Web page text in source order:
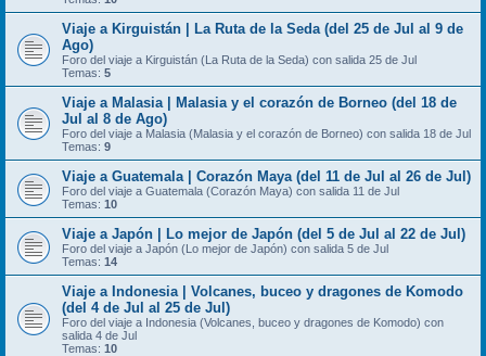
Viaje a Kirguistán | La Ruta de la Seda (del 25 de Jul al 9 de
Ago)
Foro del viaje a Kirguistán (La Ruta de la Seda) con salida 25 de Jul
Temas: 5
Viaje a Malasia | Malasia y el corazón de Borneo (del 18 de
Jul al 8 de Ago)
Foro del viaje a Malasia (Malasia y el corazón de Borneo) con salida 18 de Jul
Temas: 9
Viaje a Guatemala | Corazón Maya (del 11 de Jul al 26 de Jul)
Foro del viaje a Guatemala (Corazón Maya) con salida 11 de Jul
Temas: 10
Viaje a Japón | Lo mejor de Japón (del 5 de Jul al 22 de Jul)
Foro del viaje a Japón (Lo mejor de Japón) con salida 5 de Jul
Temas: 14
Viaje a Indonesia | Volcanes, buceo y dragones de Komodo
(del 4 de Jul al 25 de Jul)
Foro del viaje a Indonesia (Volcanes, buceo y dragones de Komodo) con
salida 4 de Jul
Temas: 10